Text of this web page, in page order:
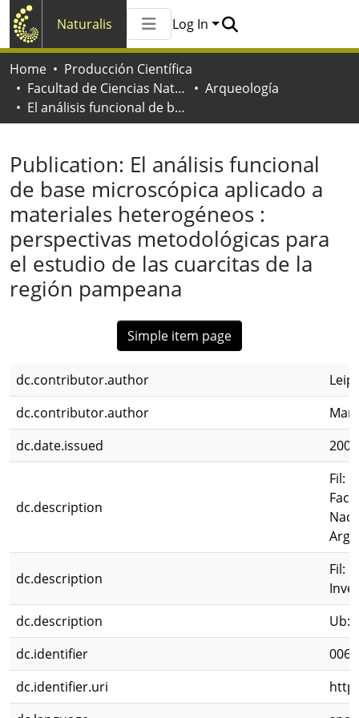
Naturalis
All of Naturalis
Log In
Home
Producción Científica
Facultad de Ciencias Naturales y Museo
Arqueología
El análisis funcional de base microscópica aplicado a materiales heterogéneos : perspectivas metodológicas para el estudio de las cuarcitas de la región pampeana
Publication: El análisis funcional
de base microscópica aplicado a
materiales heterogéneos :
perspectivas metodológicas para
el estudio de las cuarcitas de la
región pampeana
Simple item page
dc.contributor.author
dc.contributor.author
dc.date.issued
2007
dc.description
Fil:
dc.description
Fil:
dc.description
Ub:
dc.identifier
dc.identifier.uri